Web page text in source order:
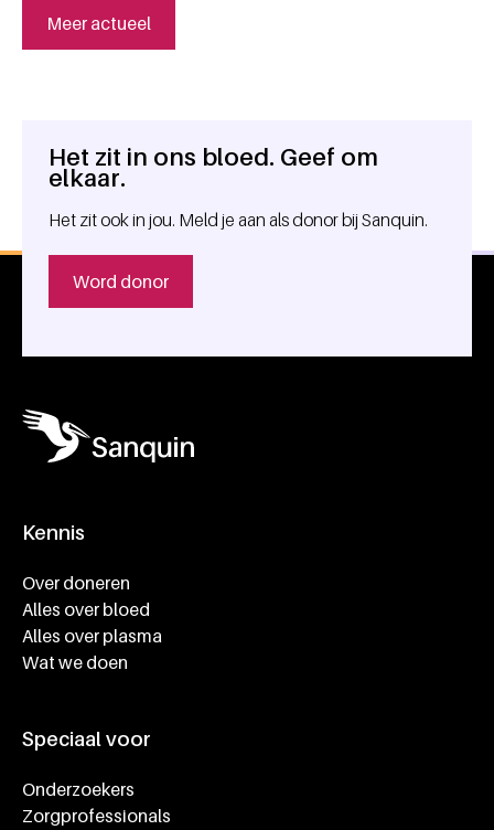
Meer actueel
Algemene informatie
Het zit in ons bloed. Geef om
elkaar.
Het zit ook in jou. Meld je aan als donor bij Sanquin.
Word donor
Kennis
Over doneren
Alles over bloed
Alles over plasma
Wat we doen
Speciaal voor
Onderzoekers
Zorgprofessionals